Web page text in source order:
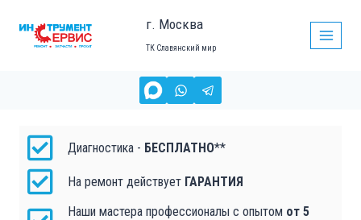
г. Москва
ТК Славянский мир
ЗАМЕНА РЕГУЛЯТОРА ОБОРОТОВ, РЕМОНТ
ПЕРФОРАТОРОВ в Москве
Диагностика - БЕСПЛАТНО**
На ремонт действует ГАРАНТИЯ
Наши мастера профессионалы с опытом от 5